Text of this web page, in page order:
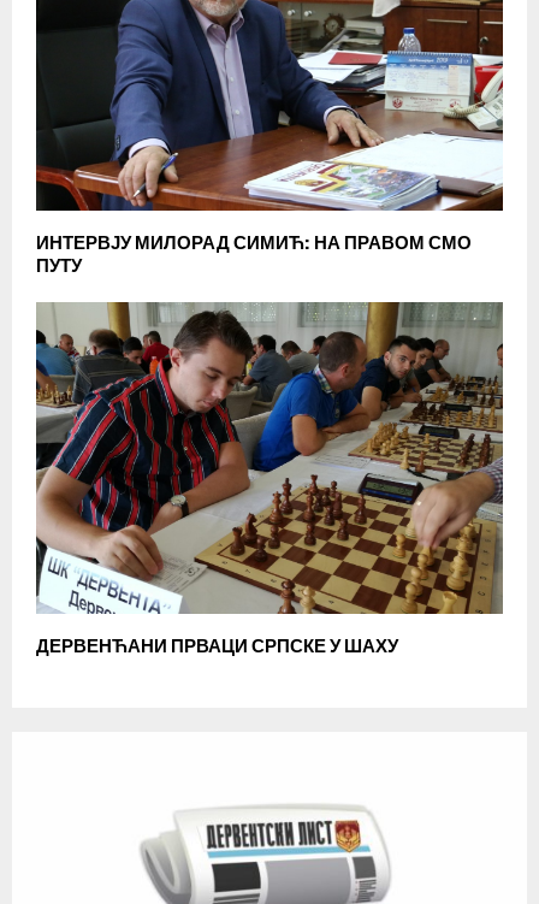
ИНТЕРВЈУ МИЛОРАД СИМИЋ: НА ПРАВОМ СМО
ПУТУ
ДЕРВЕНЋАНИ ПРВАЦИ СРПСКЕ У ШАХУ